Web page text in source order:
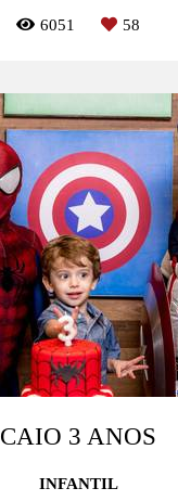
6051 58
CAIO 3 ANOS
INFANTIL